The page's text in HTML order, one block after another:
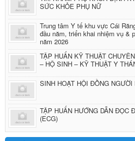
SỨC KHỎE PHỤ NỮ
Trung tâm Y tế khu vực Cái
đầu năm, triển khai nhiệm vụ &
năm 2026
TẬP HUẤN KỸ THUẬT
– HỘ SINH – KỸ THUẬT Y
SINH HOẠT HỘI ĐỒNG
TẬP HUẤN HƯỚNG DẪN ĐỌC
(ECG)